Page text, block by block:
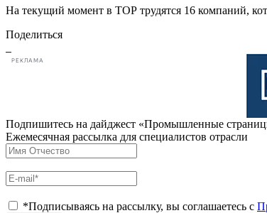
На текущий момент в ТОР трудятся 16 компаний,
Поделиться
РЕКЛАМА
Подпишитесь на дайджест «Промышленные
Ежемесячная рассылка для специалистов отрасли
*Подписываясь на рассылку, вы соглашаетесь с